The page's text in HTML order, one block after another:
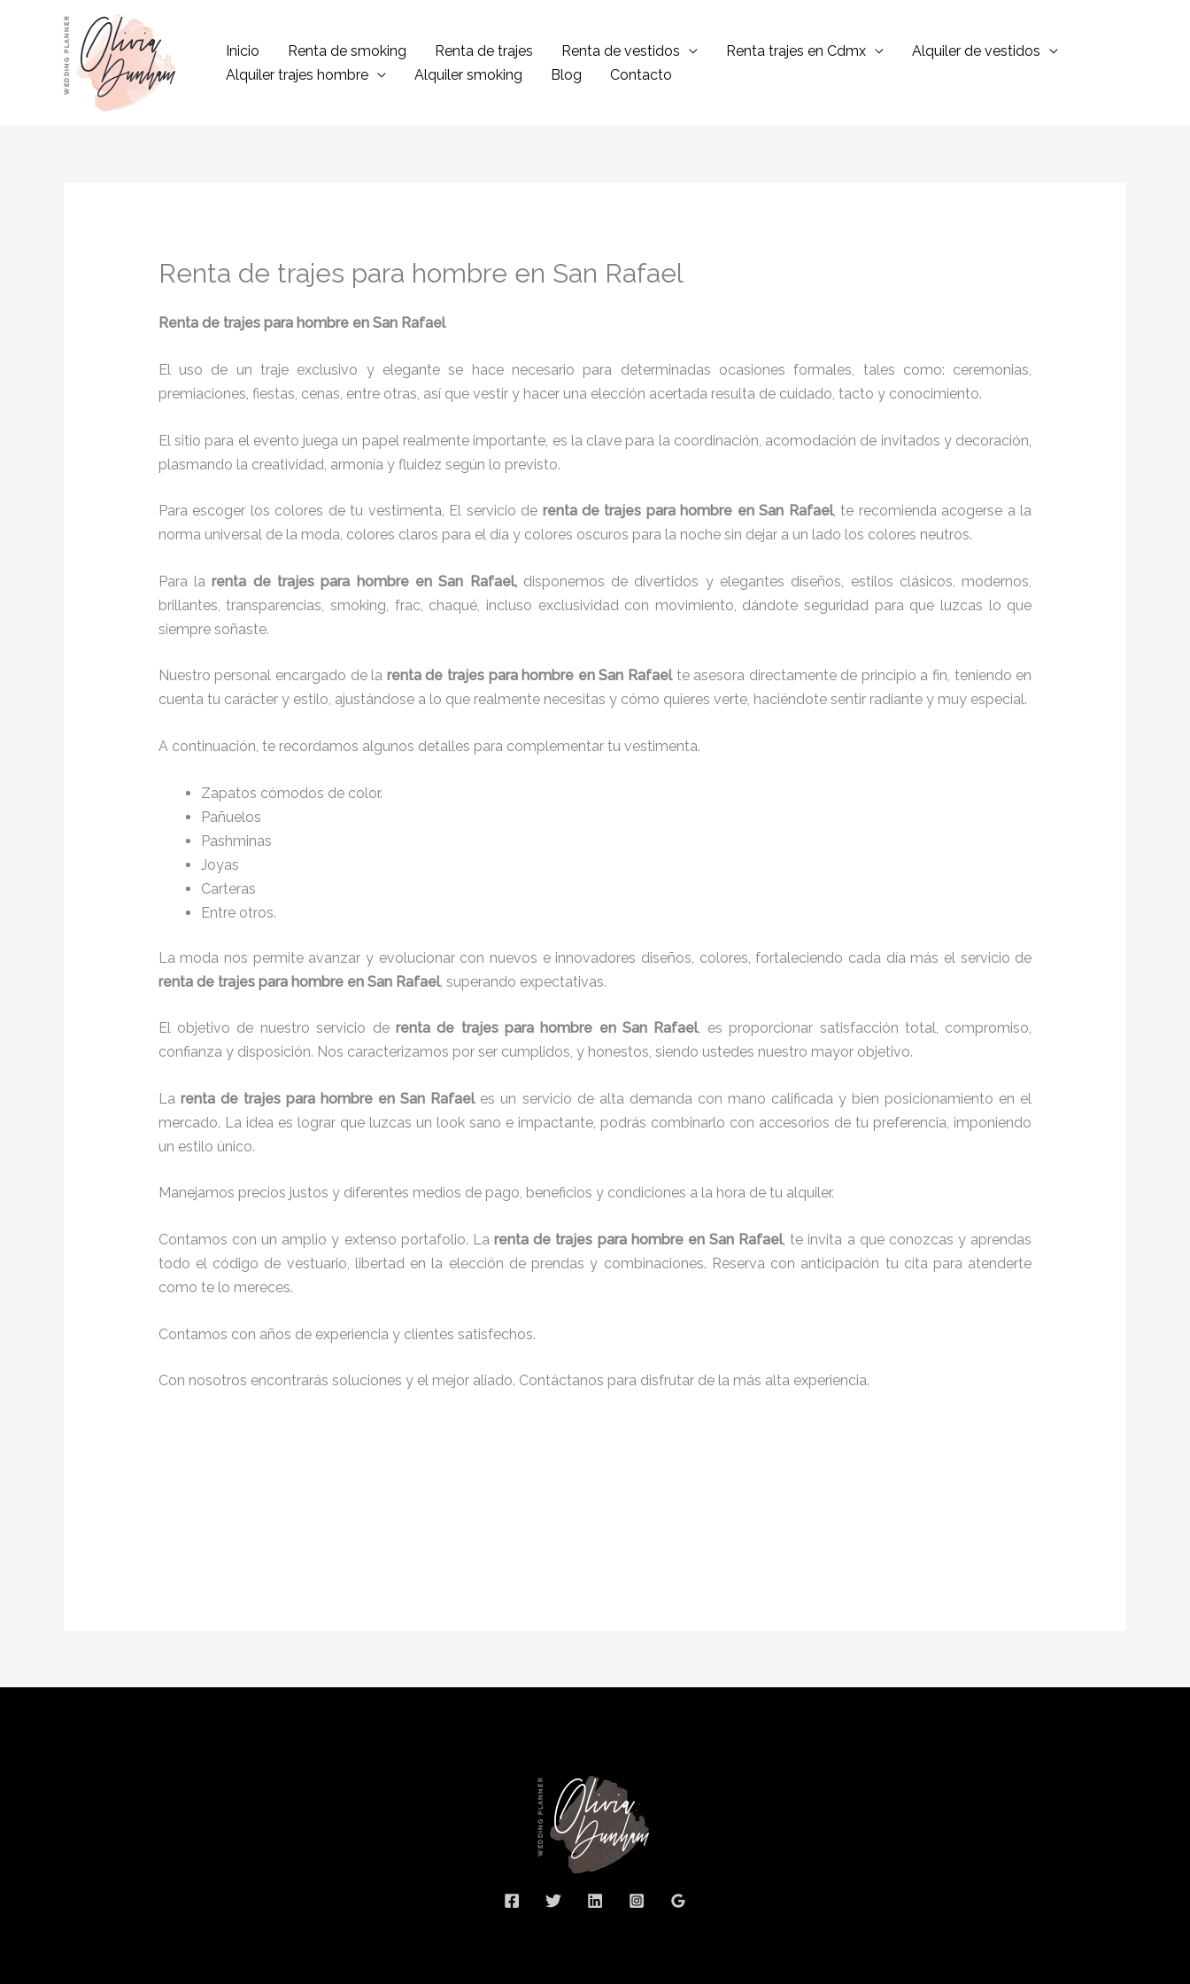
contenido
Inicio Renta de smoking Renta de trajes Renta de vestidos Renta trajes en Cdmx
Alquiler de vestidos
Alquiler trajes hombre
Alquiler smoking Blog Contacto
Renta de trajes para hombre en San Rafael
Renta de trajes para hombre en San Rafael
El uso de un traje exclusivo y elegante se hace necesario para determinadas ocasiones formales, tales como: ceremonias,
premiaciones, fiestas, cenas, entre otras, así que vestir y hacer una elección acertada resulta de cuidado, tacto y conocimiento.
El sitio para el evento juega un papel realmente importante, es la clave para la coordinación, acomodación de invitados y decoración,
plasmando la creatividad, armonía y fluidez según lo previsto.
Para escoger los colores de tu vestimenta, El servicio de renta de trajes para hombre en San Rafael, te recomienda acogerse a la
norma universal de la moda, colores claros para el día y colores oscuros para la noche sin dejar a un lado los colores neutros.
Para larenta de trajes para hombre en San Rafael, disponemos de divertidos y elegantes diseños, estilos clásicos, modernos,
brillantes, transparencias, smoking, frac, chaqué, incluso exclusividad con movimiento, dándote seguridad para que luzcas lo que
siempre soñaste.
Nuestro personal encargado de la renta de trajes para hombre en San Rafaelte asesora directamente de principio a fin, teniendo en
cuenta tu carácter y estilo, ajustándose a lo que realmente necesitas y cómo quieres verte, haciéndote sentir radiante y muy especial.
A continuación, te recordamos algunos detalles para complementar tu vestimenta.
Zapatos cómodos de color.
Pañuelos
Pashminas
Joyas
Carteras
Entre otros.
La moda nos permite avanzar y evolucionar con nuevos e innovadores diseños, colores, fortaleciendo cada día más el servicio de
renta de trajes para hombre en San Rafael, superando expectativas.
El objetivo de nuestro servicio de renta de trajes para hombre en San Rafael, es proporcionar satisfacción total, compromiso,
confianza y disposición. Nos caracterizamos por ser cumplidos, y honestos, siendo ustedes nuestro mayor objetivo.
La renta de trajes para hombre en San Rafael es un servicio de alta demanda con mano calificada y bien posicionamiento en el
mercado. La idea es lograr que luzcas un look sano e impactante, podrás combinarlo con accesorios de tu preferencia, imponiendo
un estilo único.
Manejamos precios justos y diferentes medios de pago, beneficios y condiciones a la hora de tu alquiler.
Contamos con un amplio y extenso portafolio. Larenta de trajes para hombre en San Rafael, te invita a que conozcas y aprendas
todo el código de vestuario, libertad en la elección de prendas y combinaciones. Reserva con anticipación tu cita para atenderte
como te lo mereces.
Contamos con años de experiencia y clientes satisfechos.
Con nosotros encontrarás soluciones y el mejor aliado. Contáctanos para disfrutar de la más alta experiencia.